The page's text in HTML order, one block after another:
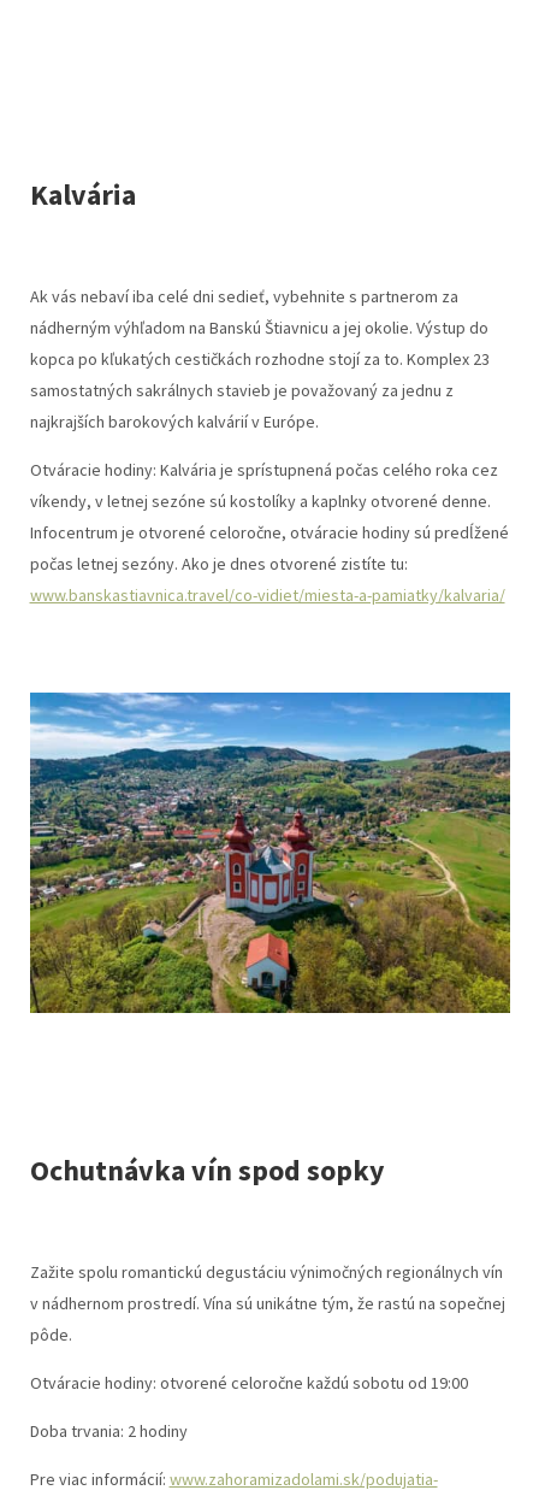
Kalvária
Ak vás nebaví iba celé dni sedieť, vybehnite s partnerom za
nádherným výhľadom na Banskú Štiavnicu a jej okolie. Výstup do
kopca po kľukatých cestičkách rozhodne stojí za to. Komplex 23
samostatných sakrálnych stavieb je považovaný za jednu z
najkrajších barokových kalvárií v Európe.
Otváracie hodiny: Kalvária je sprístupnená počas celého roka cez
víkendy, v letnej sezóne sú kostolíky a kaplnky otvorené denne.
Infocentrum je otvorené celoročne, otváracie hodiny sú predĺžené
počas letnej sezóny. Ako je dnes otvorené zistíte tu:
www.banskastiavnica.travel/co-vidiet/miesta-a-pamiatky/kalvaria/
Ochutnávka vín spod sopky
Zažite spolu romantickú degustáciu výnimočných regionálnych vín
v nádhernom prostredí. Vína sú unikátne tým, že rastú na sopečnej
pôde.
Otváracie hodiny: otvorené celoročne každú sobotu od 19:00
Doba trvania: 2 hodiny
Pre viac informácií: www.zahoramizadolami.sk/podujatia-